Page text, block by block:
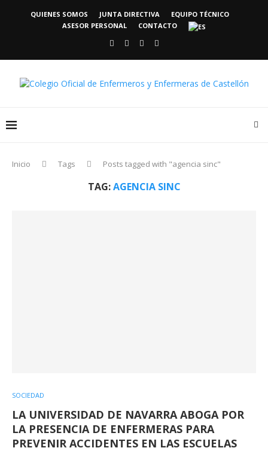
QUIENES SOMOS JUNTA DIRECTIVA
EQUIPO TÉCNICO
ASESOR PERSONAL
CONTACTO
Inicio Tags Posts tagged with "agencia sinc"
TAG:AGENCIA SINC
SOCIEDAD
LA UNIVERSIDAD DE NAVARRA ABOGA POR
LA PRESENCIA DE ENFERMERAS PARA
PREVENIR ACCIDENTES EN LAS ESCUELAS